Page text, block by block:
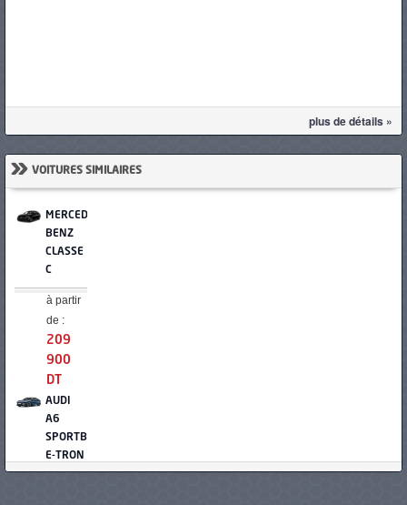
plus de détails »
» VOITURES SIMILAIRES
MERCEDES-
BENZ
CLASSE
C
à partir
de :
209
900
DT
AUDI
A6
SPORTBACK
E-TRON